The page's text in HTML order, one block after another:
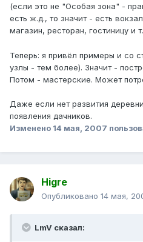
(если это не "Особая зона" -
есть ж.д., то значит - есть
магазин, ресторан, гостиницу и
Теперь: я привёл примеры и со
узлы - тем более). Значит -
Потом - мастерские. Может
Даже если нет развития
появления дачников.
Изменено 14 мая, 2007
Higre
Опубликовано 14 мая,
LmV сказал: